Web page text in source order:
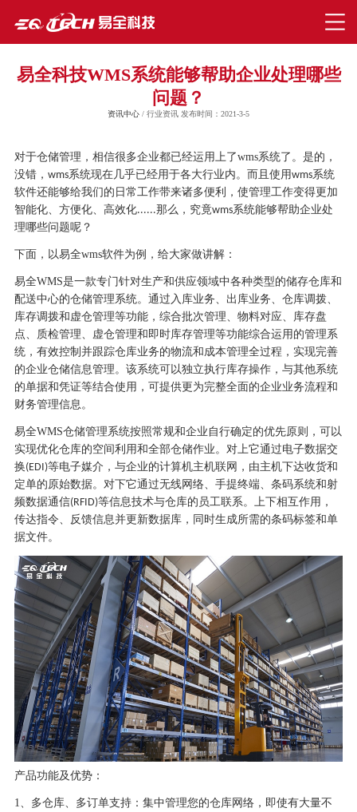
易全科技WMS系统能够帮助企业处理哪些
问题？
资讯中心 / 行业资讯 发布时间：2021-3-5
对于仓储管理，相信很多企业都已经运用上了wms系统了。是的，
没错， wms系统现在几乎已经用于各大行业内。而且使用wms系统
软件还能够给我们的日常工作带来诸多便利，使管理工作变得更加
智能化、方便化、高效化......那么，究竟wms系统能够帮助企业处
理哪些问题呢？
下面，以易全wms软件为例，给大家做讲解：
易全WMS是一款专门针对生产和供应领域中各种类型的储存仓库和
配送中心的仓储管理系统。通过入库业务、出库业务、仓库调拨、
库存调拨和虚仓管理等功能，综合批次管理、物料对应、库存盘
点、质检管理、虚仓管理和即时库存管理等功能综合运用的管理系
统，有效控制并跟踪仓库业务的物流和成本管理全过程，实现完善
的企业仓储信息管理。该系统可以独立执行库存操作，与其他系统
的单据和凭证等结合使用，可提供更为完整全面的企业业务流程和
财务管理信息。
易全WMS仓储管理系统按照常规和企业自行确定的优先原则，可以
实现优化仓库的空间利用和全部仓储作业。对上它通过电子数据交
换(EDI)等电子媒介，与企业的计算机主机联网，由主机下达收货和
定单的原始数据。对下它通过无线网络、手提终端、条码系统和射
频数据通信(RFID)等信息技术与仓库的员工联系。上下相互作用，
传达指令、反馈信息并更新数据库，同时生成所需的条码标签和单
据文件。
产品功能及优势：
1
、多仓库、多订单支持：集中管理您的仓库网络，即使有大量不